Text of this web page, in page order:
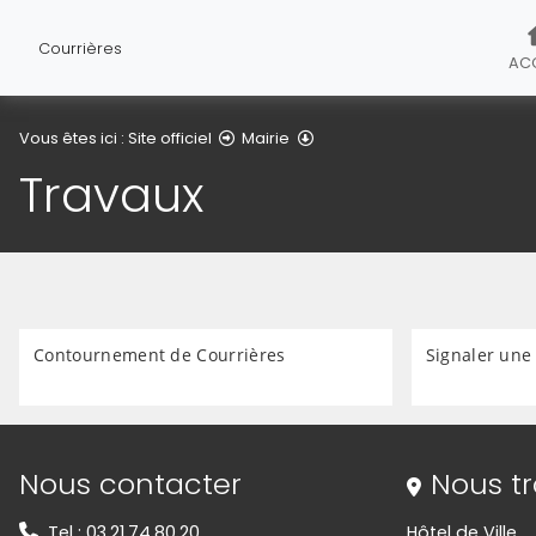
Courrières
Vous êtes ici : Site officiel Mairie
Travaux
Contournement de Courrières Signaler
Informations de contact
Nous contacter Nous